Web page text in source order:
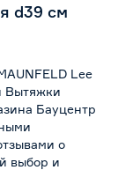
d39 см
Lee
Вытяжки
Бауцентр
о
выбор и